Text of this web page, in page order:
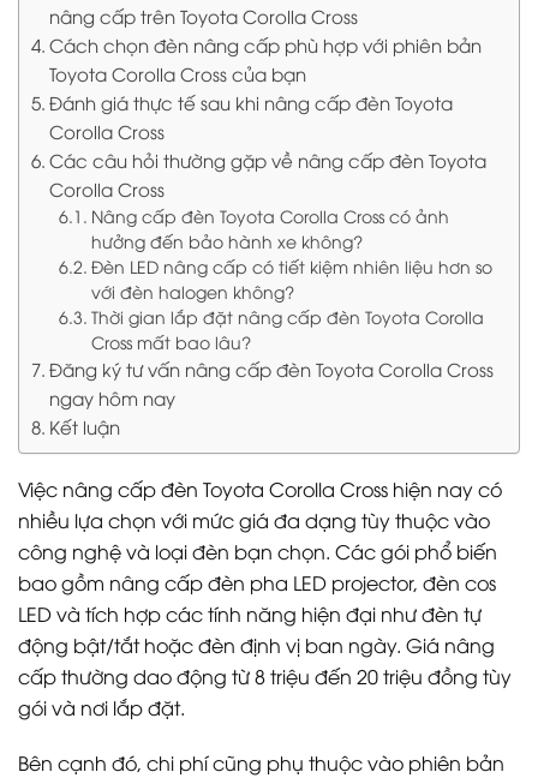
nâng cấp trên Toyota Corolla Cross
Cách chọn đèn nâng cấp phù hợp với phiên bản
Toyota Corolla Cross của bạn
Đánh giá thực tế sau khi nâng cấp đèn Toyota
Corolla Cross
Các câu hỏi thường gặp về nâng cấp đèn Toyota
Corolla Cross
Nâng cấp đèn Toyota Corolla Cross có ảnh
hưởng đến bảo hành xe không?
Đèn LED nâng cấp có tiết kiệm nhiên liệu hơn so
với đèn halogen không?
Thời gian lắp đặt nâng cấp đèn Toyota Corolla
Cross mất bao lâu?
Đăng ký tư vấn nâng cấp đèn Toyota Corolla Cross
ngay hôm nay
Kết luận
Việc nâng cấp đèn Toyota Corolla Cross hiện nay có
nhiều lựa chọn với mức giá đa dạng tùy thuộc vào
công nghệ và loại đèn bạn chọn. Các gói phổ biến
bao gồm nâng cấp đèn pha LED projector, đèn cos
LED và tích hợp các tính năng hiện đại như đèn tự
động bật/tắt hoặc đèn định vị ban ngày. Giá nâng
cấp thường dao động từ 8 triệu đến 20 triệu đồng tùy
gói và nơi lắp đặt.
Bên cạnh đó, chi phí cũng phụ thuộc vào phiên bản